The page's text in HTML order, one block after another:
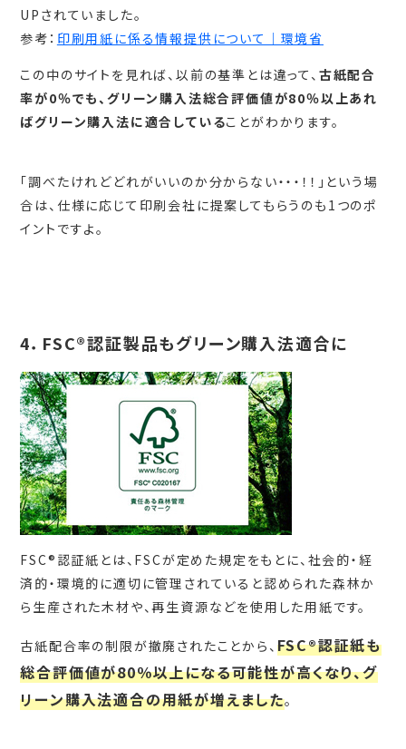
UPされていました。
参考： 印刷用紙に係る情報提供について｜環境省
この中のサイトを見れば、以前の基準とは違って、 古紙配合
率が0％でも、グリーン購入法総合評価値が80％以上あれ
ばグリーン購入法に適合していることがわかります。
「調べたけれどどれがいいのか分からない・・・！！」という場
合は、仕様に応じて印刷会社に提案してもらうのも1つのポ
イントですよ。
4．FSC®認証製品もグリーン購入法適合に
FSC®認証紙とは、FSCが定めた規定をもとに、社会的・経
済的・環境的に適切に管理されていると認められた森林か
ら生産された木材や、再生資源などを使用した用紙です。
古紙配合率の制限が撤廃されたことから、 FSC®認証紙も
総合評価値が80％以上になる可能性が高くなり、グ
リーン購入法適合の用紙が増えました。